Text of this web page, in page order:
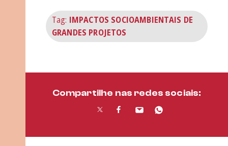
Tag: IMPACTOS SOCIOAMBIENTAIS DE
GRANDES PROJETOS
Compartilhe nas redes sociais: